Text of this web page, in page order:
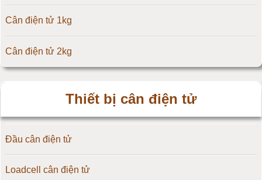
Cân điện tử Amcells
Đầu cân điện tử Flintec
Cân điện tử 1kg
Cân điện tử 2kg
Cân điện tử 10kg
Cân điện tử 15kg
Thiết bị cân điện tử
Đầu cân điện tử
Loadcell cân điện tử